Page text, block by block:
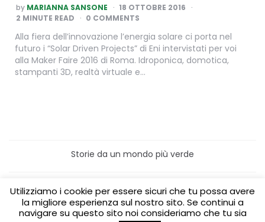
POSTED
BY
by MARIANNA SANSONE
18 OTTOBRE 2016
2 MINUTE READ 0 COMMENTS
Alla fiera dell’innovazione l’energia solare ci porta nel
futuro i “Solar Driven Projects” di Eni intervistati per voi
alla Maker Faire 2016 di Roma. Idroponica, domotica,
stampanti 3D, realtà virtuale e…
Storie da un mondo più verde
Home
Turismo sostenibile
Laboratori/Visite per le scuole
Green content per aziende Media Partner
Utilizziamo i cookie per essere sicuri che tu possa avere
la migliore esperienza sul nostro sito. Se continui a
navigare su questo sito noi consideriamo che tu sia